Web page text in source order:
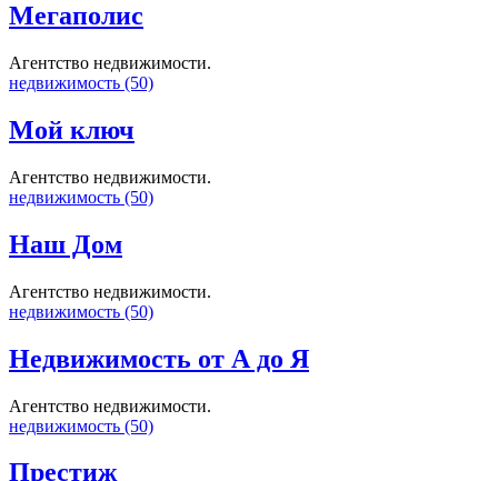
Мегаполис
Агентство недвижимости.
недвижимость (50)
Мой ключ
Агентство недвижимости.
недвижимость (50)
Наш Дом
Агентство недвижимости.
недвижимость (50)
Недвижимость от А до Я
Агентство недвижимости.
недвижимость (50)
Престиж